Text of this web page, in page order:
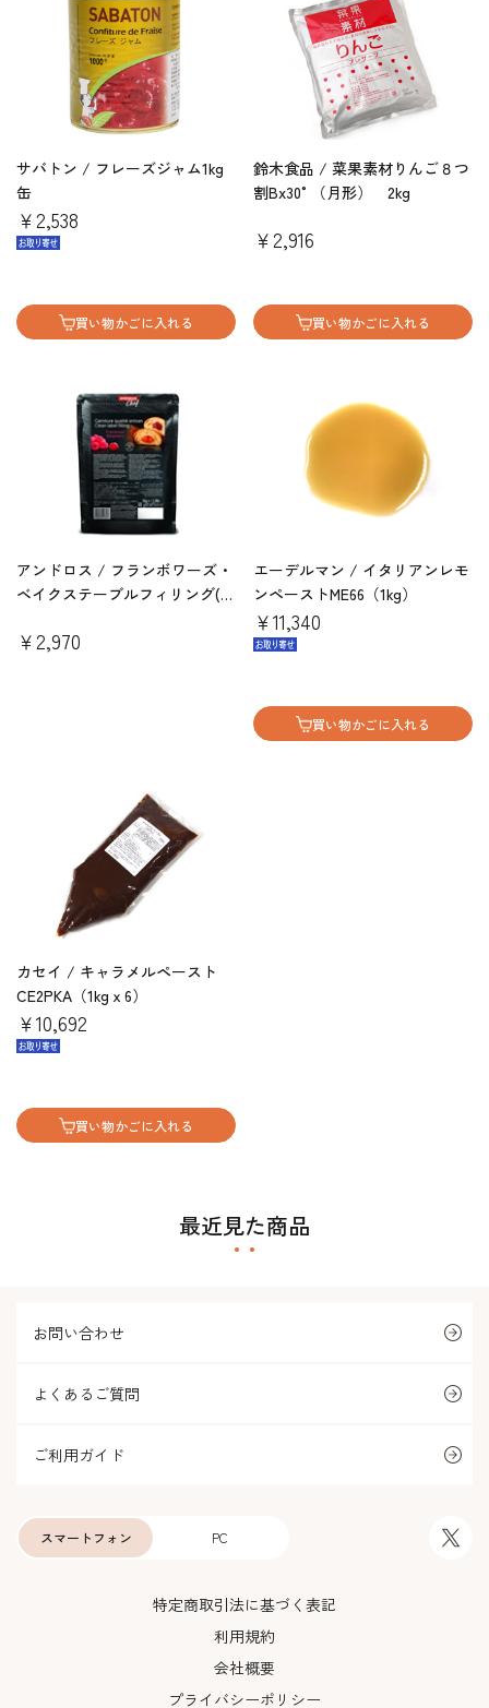
サバトン / フレーズジャム1kg
缶
￥2,538
買い物かごに入れる
鈴木食品 / 菜果素材りんご８つ
割Bx30°（月形） 2kg
￥2,916
買い物かごに入れる
アンドロス / フランボワーズ・
ベイクステーブルフィリング(焼
￥2,970
エーデルマン / イタリアンレモ
ンペーストME66（1kg）
￥11,340
買い物かごに入れる
カセイ / キャラメルペースト
CE2PKA（1kgｘ6）
￥10,692
買い物かごに入れる
最近見た商品
お問い合わせ
よくあるご質問
ご利用ガイド
PC
スマートフォン
特定商取引法に基づく表記
利用規約
会社概要
プライバシーポリシー